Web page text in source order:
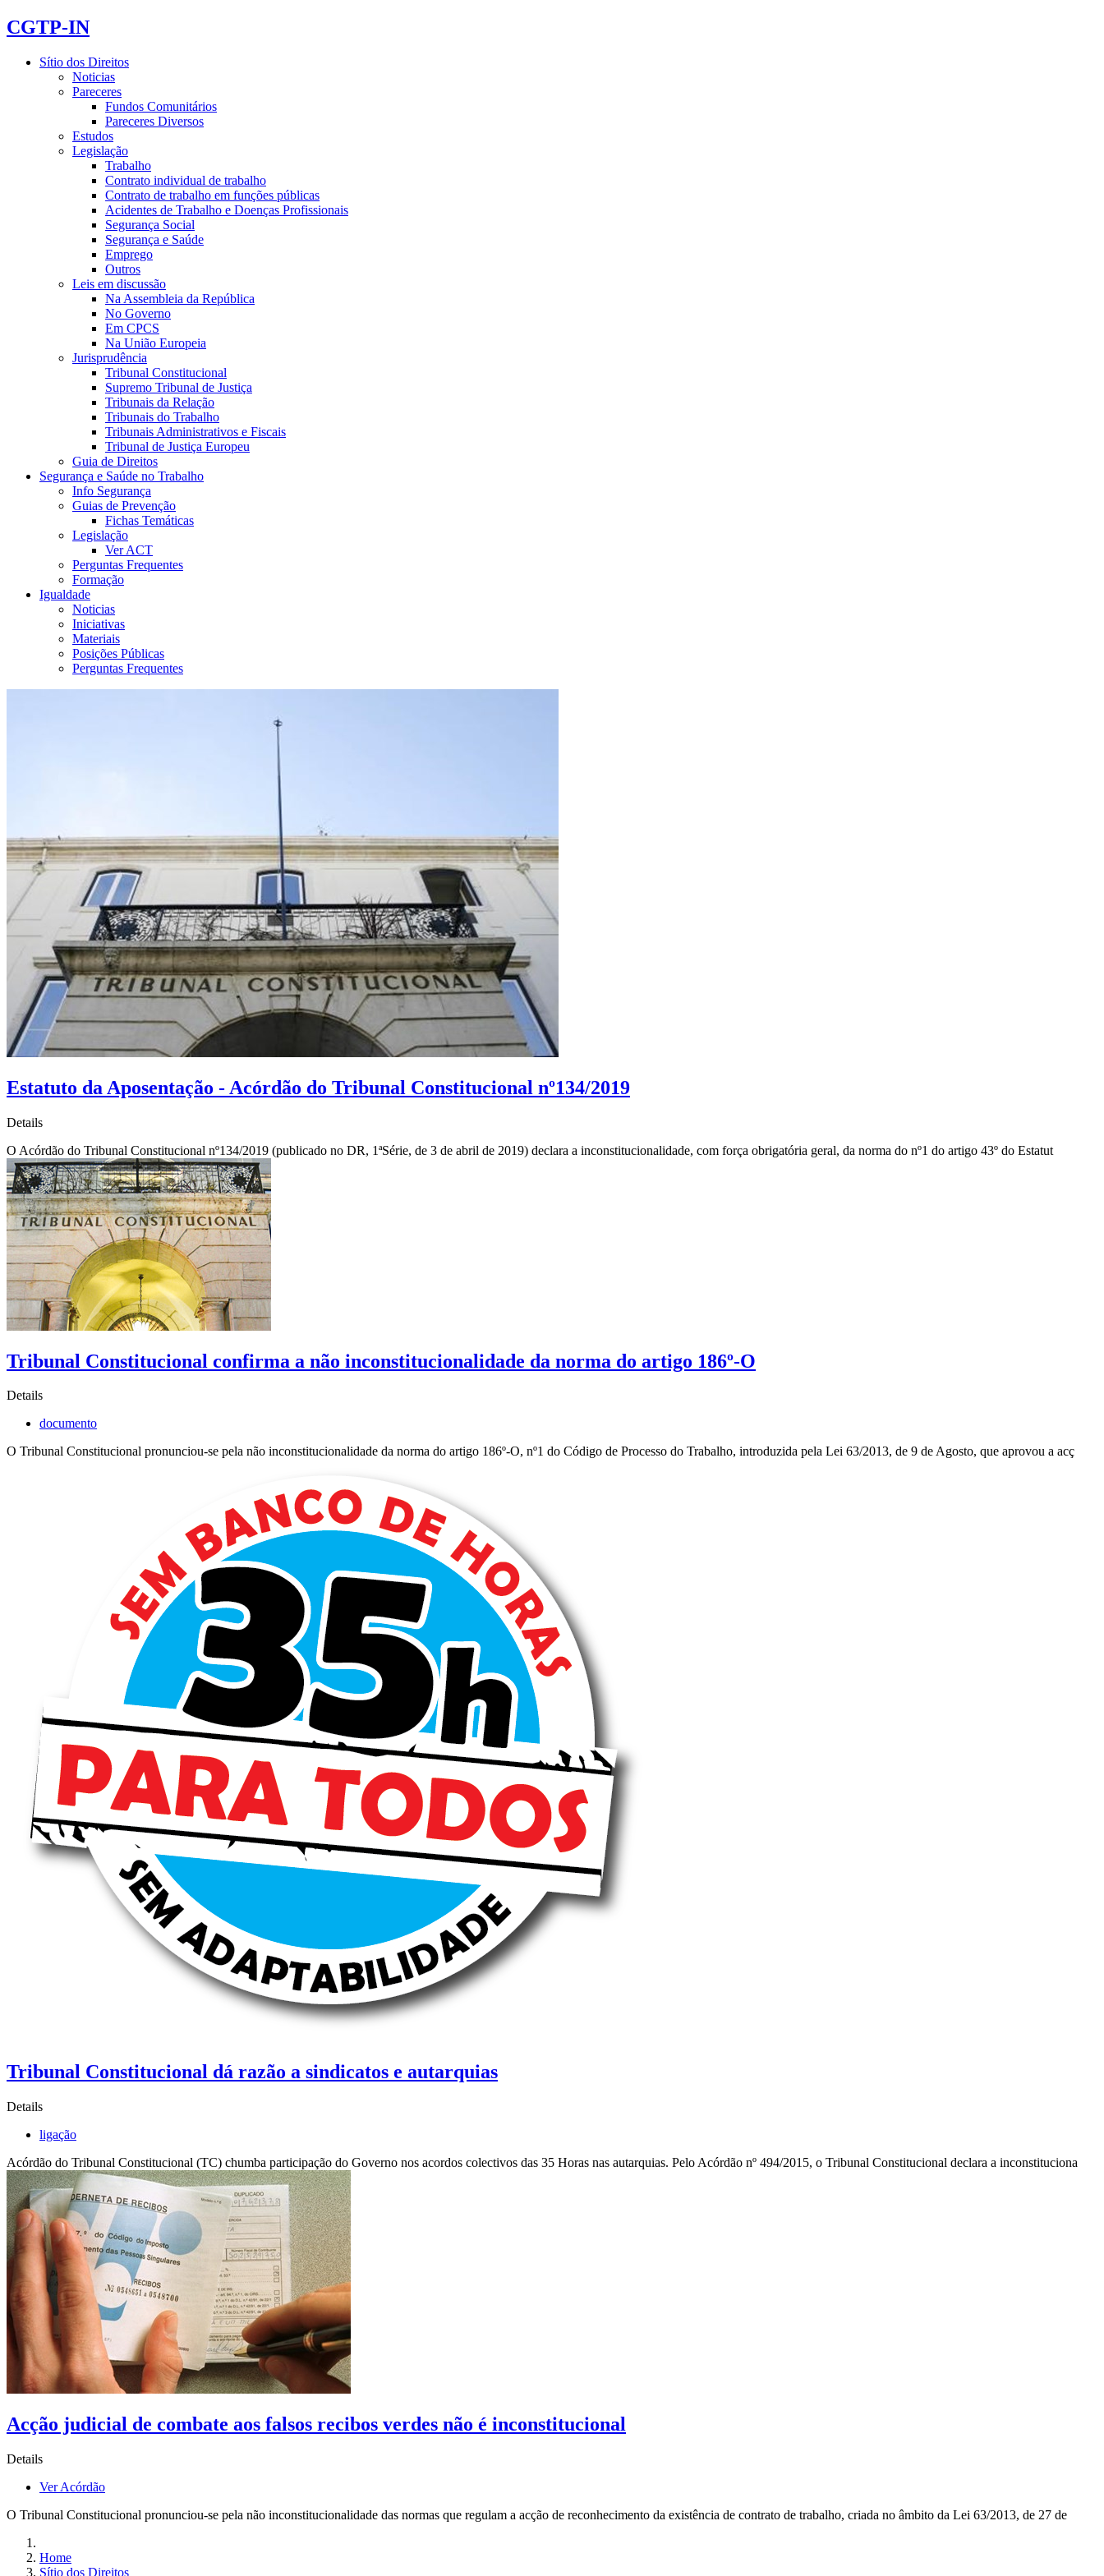
CGTP-IN
Sítio dos Direitos
Noticias
Pareceres
Fundos Comunitários
Pareceres Diversos
Estudos
Legislação
Trabalho
Contrato individual de trabalho
Contrato de trabalho em funções públicas
Acidentes de Trabalho e Doenças Profissionais
Segurança Social
Segurança e Saúde
Emprego
Outros
Leis em discussão
Na Assembleia da República
No Governo
Em CPCS
Na União Europeia
Jurisprudência
Tribunal Constitucional
Supremo Tribunal de Justiça
Tribunais da Relação
Tribunais do Trabalho
Tribunais Administrativos e Fiscais
Tribunal de Justiça Europeu
Guia de Direitos
Segurança e Saúde no Trabalho
Info Segurança
Guias de Prevenção
Fichas Temáticas
Legislação
Ver ACT
Perguntas Frequentes
Formação
Igualdade
Noticias
Iniciativas
Materiais
Posições Públicas
Perguntas Frequentes
Estatuto da Aposentação - Acórdão do Tribunal Constitucional nº134/2019
Details
O Acórdão do Tribunal Constitucional nº134/2019 (publicado no DR, 1ªSérie, de 3 de abril de 2019) declara a inconstitucionalidade, com força obrigatória geral, da norma do nº1 do artigo 43º do Estatut
Tribunal Constitucional confirma a não inconstitucionalidade da norma do artigo 186º-O
Details
documento
O Tribunal Constitucional pronunciou-se pela não inconstitucionalidade da norma do artigo 186º-O, nº1 do Código de Processo do Trabalho, introduzida pela Lei 63/2013, de 9 de Agosto, que aprovou a acç
Tribunal Constitucional dá razão a sindicatos e autarquias
Details
ligação
Acórdão do Tribunal Constitucional (TC) chumba participação do Governo nos acordos colectivos das 35 Horas nas autarquias. Pelo Acórdão nº 494/2015, o Tribunal Constitucional declara a inconstituciona
Acção judicial de combate aos falsos recibos verdes não é inconstitucional
Details
Ver Acórdão
O Tribunal Constitucional pronunciou-se pela não inconstitucionalidade das normas que regulam a acção de reconhecimento da existência de contrato de trabalho, criada no âmbito da Lei 63/2013, de 27 de
Home
Sítio dos Direitos